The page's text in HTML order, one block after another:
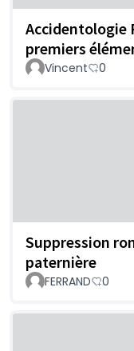
Accidentologie
premiers
Vincent 0
Suppression
paternière
FERRAND 0